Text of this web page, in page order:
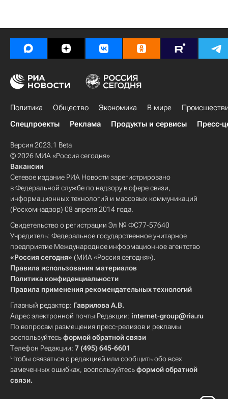
Политика Общество Экономика В мире
Спецпроекты
Реклама Продукты и сервисы Пресс-
Версия 2023.1 Beta
© 2026 МИА «Россия сегодня»
Вакансии
Сетевое издание РИА Новости зарегистрировано
в Федеральной службе по надзору в сфере связи,
информационных технологий и массовых коммуникаций
(Роскомнадзор) 08 апреля 2014 года.
Свидетельство о регистрации Эл № ФС77-57640
Учредитель: Федеральное государственное унитарное
предприятие Международное информационное агентство
«Россия сегодня» (МИА «Россия сегодня»).
Правила использования материалов
Политика конфиденциальности
Правила применения рекомендательных технологий
Главный редактор: Гаврилова А.В.
Адрес электронной почты Редакции: internet-group@ria.ru
По вопросам размещения пресс-релизов и рекламы
воспользуйтесьформой обратной связи
Телефон Редакции: 7 (495) 645-6601
Чтобы связаться с редакцией или сообщить обо всех
замеченных ошибках, воспользуйтесьформой обратной
связи.